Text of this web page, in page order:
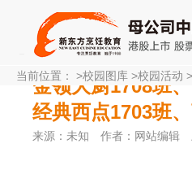
金领大厨1708班
经典西点1703班
来源：未知 作者：网站编辑
当前位置： >校园图库 >校园活动 >